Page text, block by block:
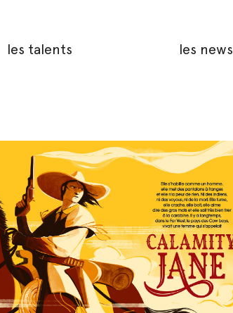
les talents les news